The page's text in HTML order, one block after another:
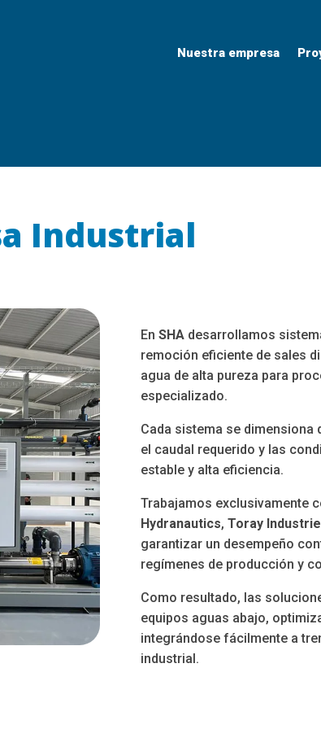
Nuestra empresa
Industrial
EnSHA desarrollamos
remoción eficiente de sales
agua de alta pureza para
especializado.
Cada sistema se dimensiona
el caudal requerido y las
estable y alta eficiencia.
Trabajamos exclusivamente
Hydranautics,Toray
garantizar un desempeño
regímenes de producción y
Como resultado, las
equipos aguas abajo,
integrándose fácilmente a
industrial.